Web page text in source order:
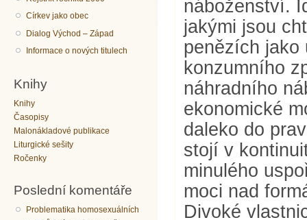
Církev jako obec
Dialog Východ – Západ
Informace o nových titulech
Knihy
Knihy
Časopisy
Malonákladové publikace
Liturgické sešity
Ročenky
Poslední komentáře
Problematika homosexuálních
náboženství.
jakými jsou
penězích jako
konzumního
náhradního
ekonomické
daleko do
stojí v
minulého
moci nad
Divoké